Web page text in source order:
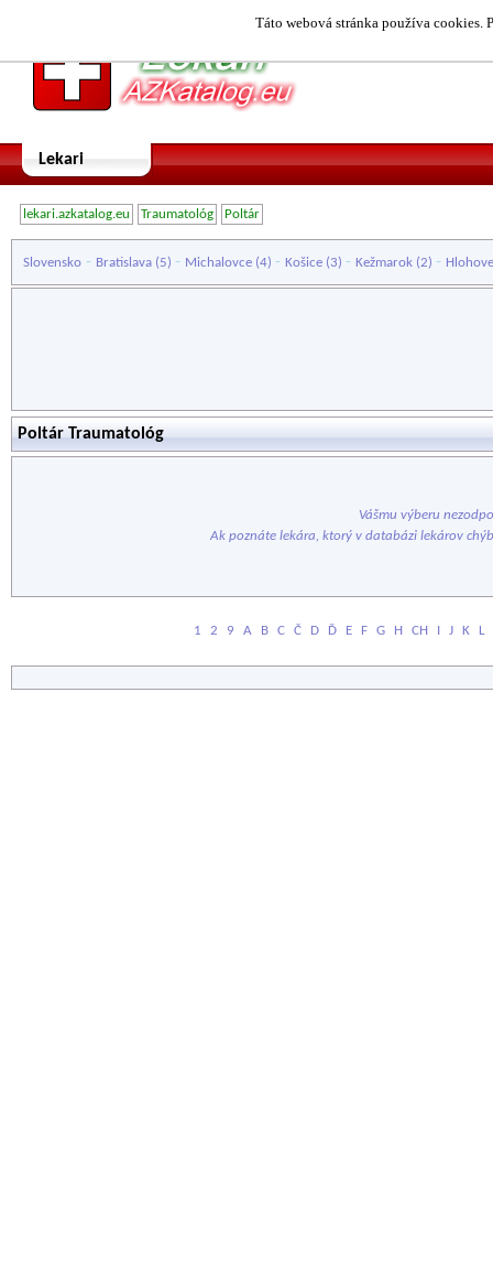
Táto webová stránka používa cookies.
Lekari
lekari.azkatalog.eu Traumatológ Poltár
Slovensko - Bratislava (5) - Michalovce (4) - Košice (3) - Kežmarok (2) -
Poltár Traumatológ
Vášmu výberu
Ak poznáte lekára, ktorý v databázi lekárov
1 2 9 A B C Č D Ď E F G H CH I J K L